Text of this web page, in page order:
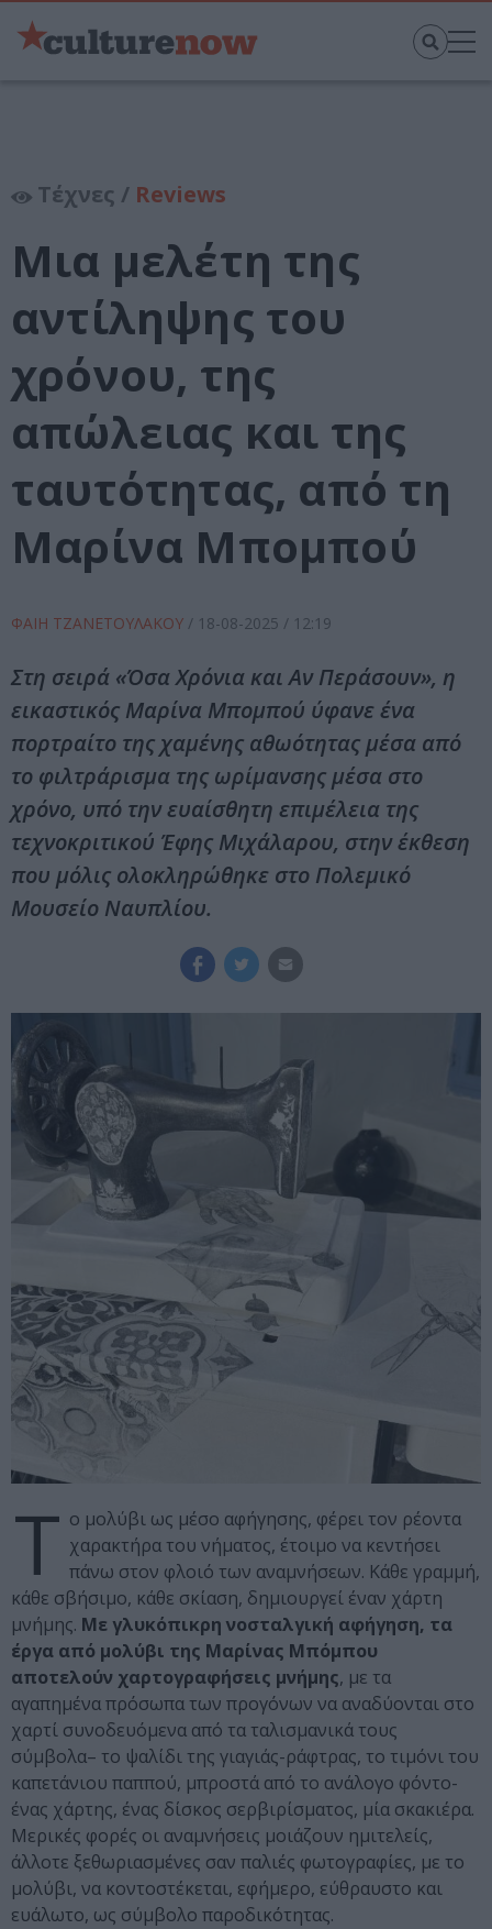
Τέχνες / Reviews
Μια μελέτη της
αντίληψης του
χρόνου, της
απώλειας και της
ταυτότητας, από τη
Μαρίνα Μπομπού
ΦΑΙΗ ΤΖΑΝΕΤΟΥΛΑΚΟΥ / 18-08-2025 / 12:19
Στη σειρά «Όσα Χρόνια και Αν Περάσουν», η
εικαστικός Μαρίνα Μπομπού ύφανε ένα
πορτραίτο της χαμένης αθωότητας μέσα από
το φιλτράρισμα της ωρίμανσης μέσα στο
χρόνο, υπό την ευαίσθητη επιμέλεια της
τεχνοκριτικού Έφης Μιχάλαρου, στην έκθεση
που μόλις ολοκληρώθηκε στο Πολεμικό
Μουσείο Ναυπλίου.
Τ ο μολύβι ως μέσο αφήγησης, φέρει τον ρέοντα
χαρακτήρα του νήματος, έτοιμο να κεντήσει
πάνω στον φλοιό των αναμνήσεων. Κάθε γραμμή,
κάθε σβήσιμο, κάθε σκίαση, δημιουργεί έναν χάρτη
μνήμης. Με γλυκόπικρη νοσταλγική αφήγηση, τα
έργα από μολύβι της Μαρίνας Μπόμπου
αποτελούν χαρτογραφήσεις μνήμης, με τα
αγαπημένα πρόσωπα των προγόνων να αναδύονται στο
χαρτί συνοδευόμενα από τα ταλισμανικά τους
σύμβολα– το ψαλίδι της γιαγιάς-ράφτρας, το τιμόνι του
καπετάνιου παππού, μπροστά από το ανάλογο φόντο-
ένας χάρτης, ένας δίσκος σερβιρίσματος, μία σκακιέρα.
Μερικές φορές οι αναμνήσεις μοιάζουν ημιτελείς,
άλλοτε ξεθωριασμένες σαν παλιές φωτογραφίες, με το
μολύβι, να κοντοστέκεται, εφήμερο, εύθραυστο και
ευάλωτο, ως σύμβολο παροδικότητας.